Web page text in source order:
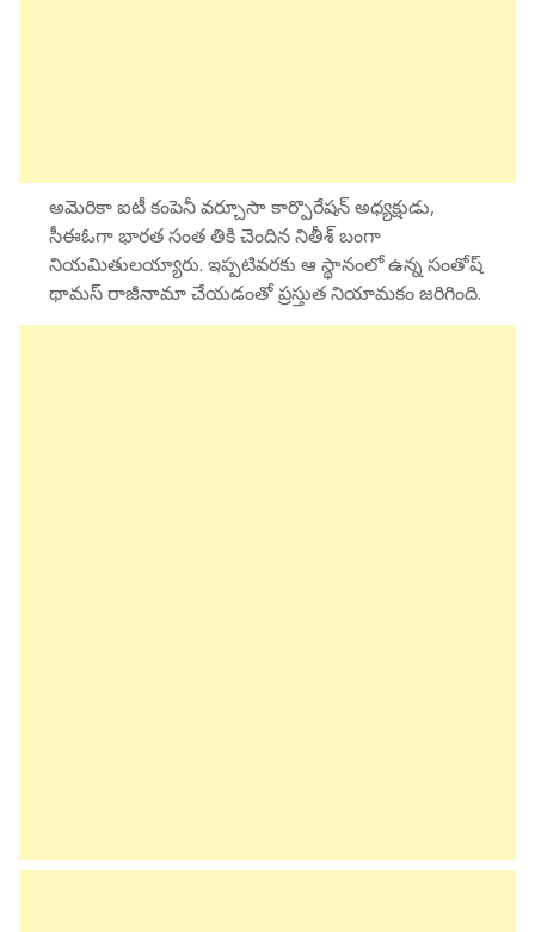
అమెరికా ఐటీ కంపెనీ వర్చూసా కార్పొరేషన్ అధ్యక్షుడు,
సీఈఓగా భారత సంత తికి చెందిన నితీశ్ బంగా
నియమితులయ్యారు. ఇప్పటివరకు ఆ స్థానంలో ఉన్న సంతోష్
థామస్ రాజీనామా చేయడంతో ప్రస్తుత నియామకం జరిగింది.